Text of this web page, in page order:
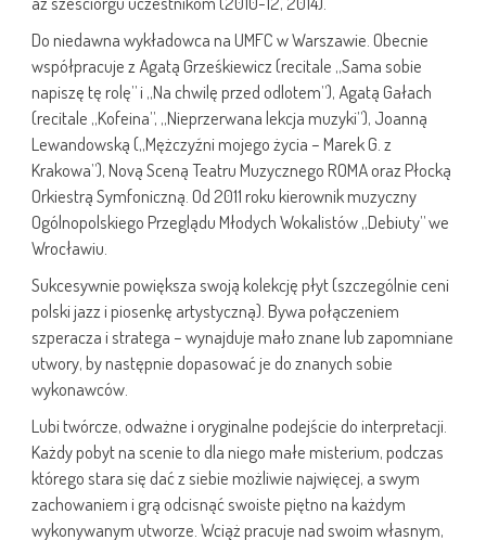
Do niedawna wykładowca na UMFC w Warszawie. Obecnie
współpracuje z Agatą Grześkiewicz (recitale „Sama sobie
napiszę tę rolę” i „Na chwilę przed odlotem”), Agatą Gałach
(recitale „Kofeina”, „Nieprzerwana lekcja muzyki”), Joanną
Lewandowską („Mężczyźni mojego życia – Marek G. z
Krakowa”), Novą Sceną Teatru Muzycznego ROMA oraz Płocką
Orkiestrą Symfoniczną. Od 2011 roku kierownik muzyczny
Ogólnopolskiego Przeglądu Młodych Wokalistów „Debiuty” we
Wrocławiu.
Sukcesywnie powiększa swoją kolekcję płyt (szczególnie ceni
polski jazz i piosenkę artystyczną). Bywa połączeniem
szperacza i stratega – wynajduje mało znane lub zapomniane
utwory, by następnie dopasować je do znanych sobie
wykonawców.
Lubi twórcze, odważne i oryginalne podejście do interpretacji.
Każdy pobyt na scenie to dla niego małe misterium, podczas
którego stara się dać z siebie możliwie najwięcej, a swym
zachowaniem i grą odcisnąć swoiste piętno na każdym
wykonywanym utworze. Wciąż pracuje nad swoim własnym,